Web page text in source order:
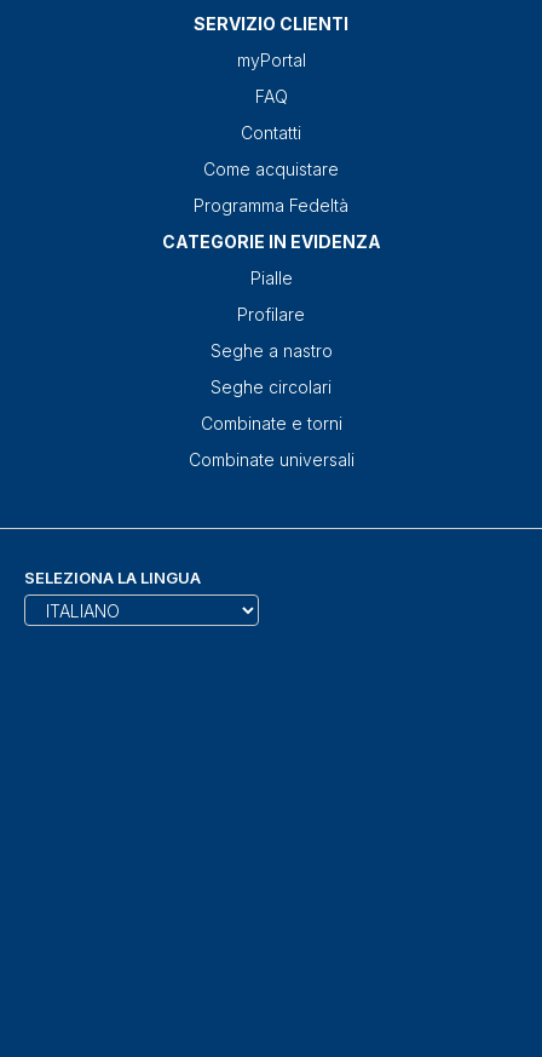
SERVIZIO CLIENTI
myPortal
FAQ
Contatti
Come acquistare
Programma Fedeltà
CATEGORIE IN EVIDENZA
Pialle
Profilare
Seghe a nastro
Seghe circolari
Combinate e torni
Combinate universali
SELEZIONA LA LINGUA